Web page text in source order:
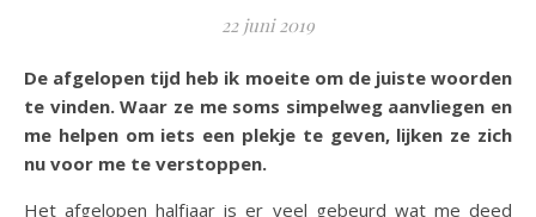
22 juni 2019
De afgelopen tijd heb ik moeite om de juiste woorden
te vinden. Waar ze me soms simpelweg aanvliegen en
me helpen om iets een plekje te geven, lijken ze zich
nu voor me te verstoppen.
Het afgelopen halfjaar is er veel gebeurd wat me deed